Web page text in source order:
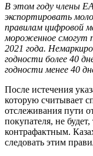
В этом году члены
экспортировать
правилам цифровой
мороженное смогут
2021 года.
годности более 40
годности менее 40
После истечения
которую считывает
отслеживания пути
покупателя, не будет,
контрафактным.
следовать этим